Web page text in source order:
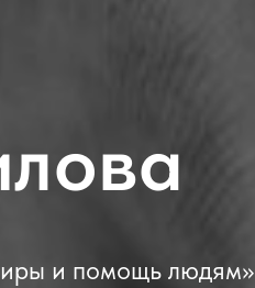
и помощь людям»